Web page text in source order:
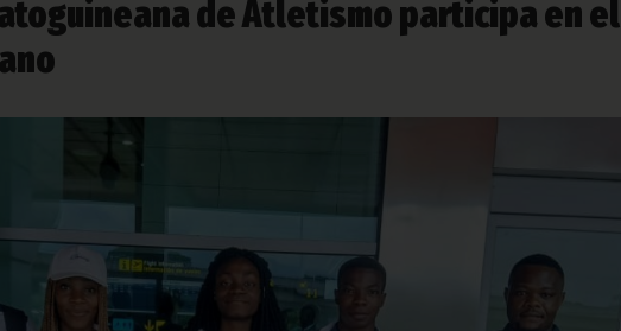
de Atletismo participa en el